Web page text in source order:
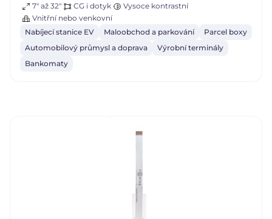
7" až 32" CG i dotyk
Vysoce kontrastní
Vnitřní nebo venkovní
Nabíjecí stanice EV
Maloobchod a parkování
Parcel boxy
Automobilový průmysl a doprava
Výrobní terminály
Bankomaty